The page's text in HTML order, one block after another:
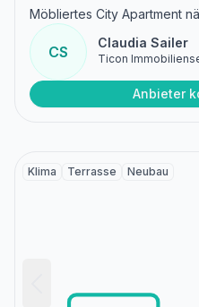
Möbliertes City Apartment
CS
Claudia Sailer
Ticon
Anbieter
Klima Terrasse Neubau